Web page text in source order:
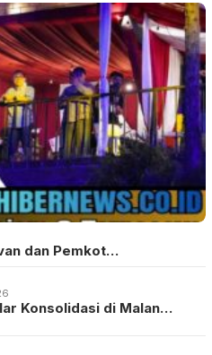
dan Pemkot…
Konsolidasi di Malan…